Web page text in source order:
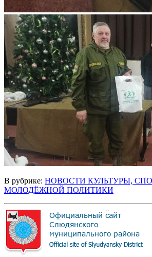
В рубрике: НОВОСТИ КУЛЬТУРЫ,
МОЛОДЁЖНОЙ ПОЛИТИКИ